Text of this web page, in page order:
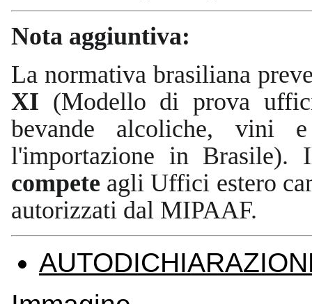
Nota aggiuntiva:
La normativa brasiliana
XI (Modello di prova
bevande alcoliche, vini
l'importazione in
compete agli Uffici estero
autorizzati dal MIPAAF.